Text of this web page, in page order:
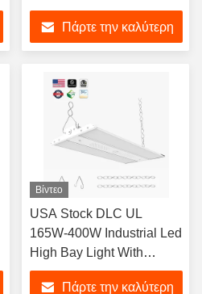
Πάρτε την καλύτερη
Βίντεο
USA Stock DLC UL
165W-400W Industrial Led
High Bay Light With
Dimmable Function And
5000K For Warehouses
Πάρτε την καλύτερη